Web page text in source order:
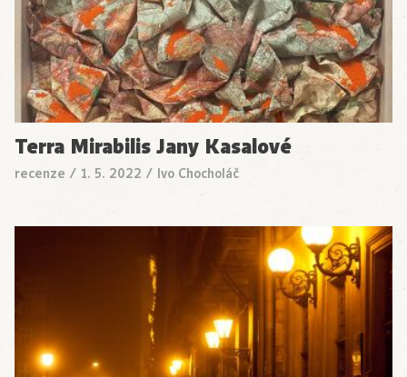
Terra Mirabilis Jany Kasalové
recenze / 1. 5. 2022 / Ivo Chocholáč